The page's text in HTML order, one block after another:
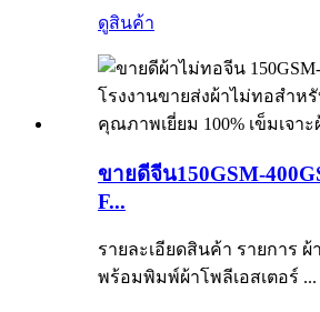
ดูสินค้า
ขายดีจีน150GSM-
F...
รายละเอียดสินค้า รายการ ผ้
พร้อมพิมพ์ผ้าโพลีเอสเตอร์ ...